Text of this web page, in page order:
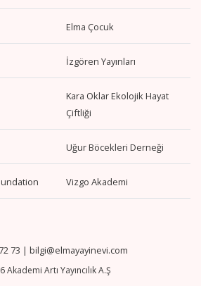
Elma Çocuk
İzgören Yayınları
Kara Oklar Ekolojik Hayat
Çiftliği
Uğur Böcekleri Derneği
Vizgo Akademi
73 | bilgi@elmayayinevi.com
Akademi Artı Yayıncılık A.Ş